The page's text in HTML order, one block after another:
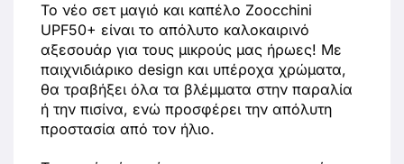
Το νέο σετ μαγιό και καπέλο Zoocchini
UPF50+ είναι το απόλυτο καλοκαιρινό
αξεσουάρ για τους μικρούς μας ήρωες! Με
παιχνιδιάρικο design και υπέροχα χρώματα,
θα τραβήξει όλα τα βλέμματα στην παραλία
ή την πισίνα, ενώ προσφέρει την απόλυτη
προστασία από τον ήλιο.